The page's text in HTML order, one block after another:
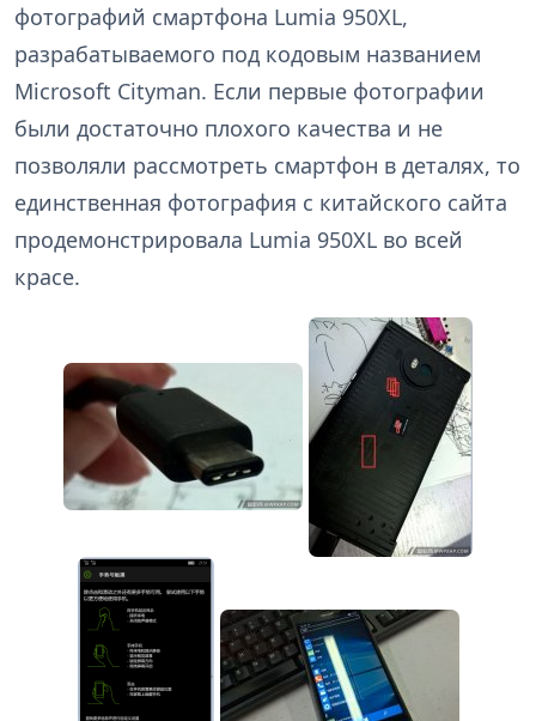
фотографий смартфона Lumia 950XL,
разрабатываемого под кодовым названием
Microsoft Cityman. Если первые фотографии
были достаточно плохого качества и не
позволяли рассмотреть смартфон в деталях, то
единственная фотография с китайского сайта
продемонстрировала Lumia 950XL во всей
красе.